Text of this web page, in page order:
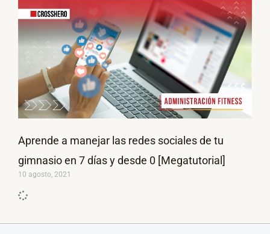
Aprende a manejar las redes sociales de tu
gimnasio en 7 días y desde 0 [Megatutorial]
10 agosto, 2021